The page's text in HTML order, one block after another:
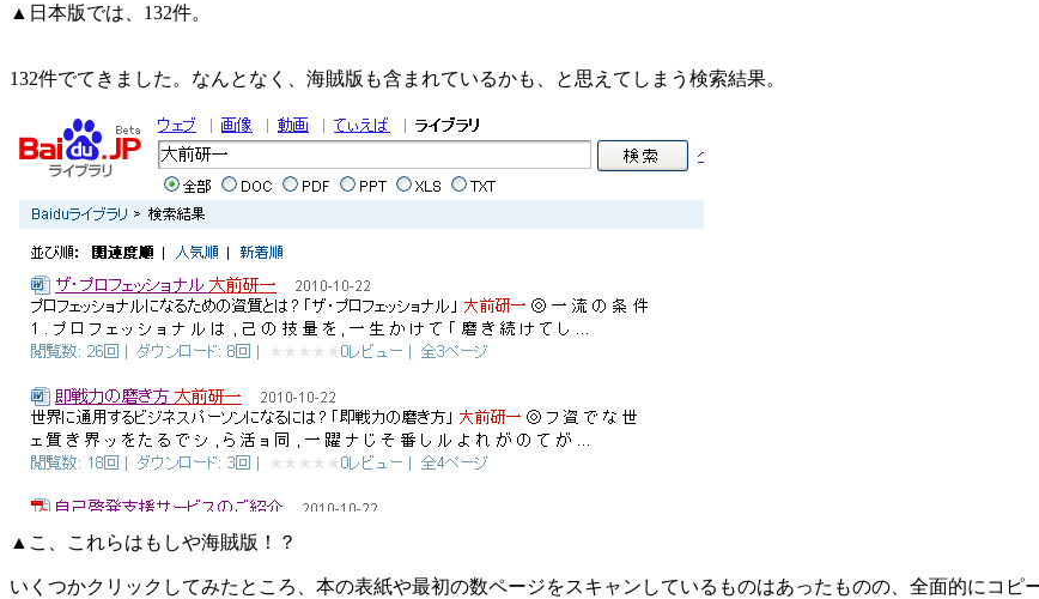
▲日本版では、132件。
132件でてきました。なんとなく、海賊版も含まれているかも、と思えてしまう検索結果。
▲こ、これらはもしや海賊版！？
いくつかクリックしてみたところ、本の表紙や最初の数ページをスキャンしているものはあったものの、全面的にコ